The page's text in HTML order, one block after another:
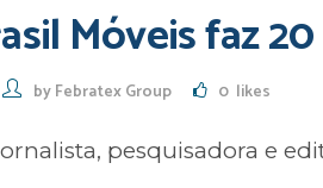
Móveis faz
byFebratex Group 0 likes
pesquisadora e